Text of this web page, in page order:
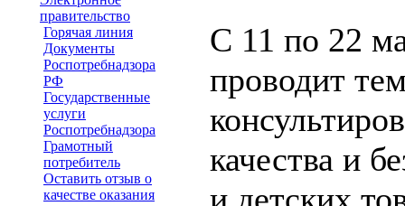
правительство
Горячая линия
Документы
Роспотребнадзора
РФ
Государственные
услуги
Роспотребнадзора
Грамотный
потребитель
Оставить отзыв о
качестве оказания
C 11 по 22
проводит
качества и